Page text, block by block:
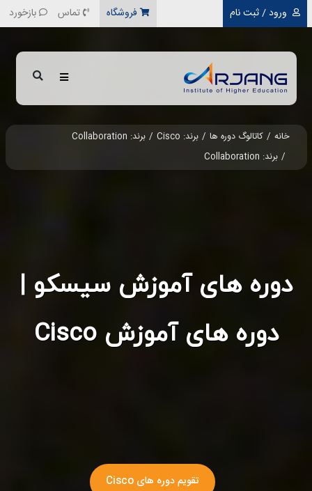
رفتن به محتوای اصلی ورود / ثبت نام فروشگاه تماس بازخورد
خانه کاتالوگ دوره ها برند: Cisco
برند: Collaboration
برند: Collaboration
دوره های آموزش سیسکو |
دوره های آموزش Cisco
تقویم دوره های Cisco